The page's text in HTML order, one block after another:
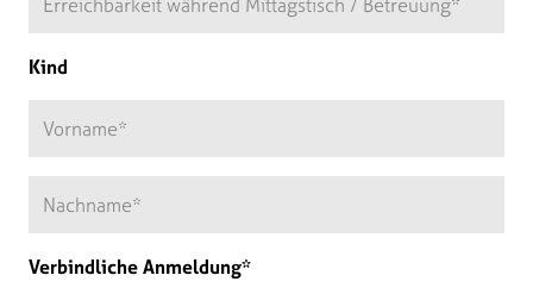
Kind
Verbindliche Anmeldung*